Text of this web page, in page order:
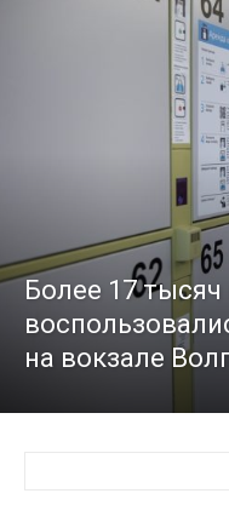
Более 17
на вокзале